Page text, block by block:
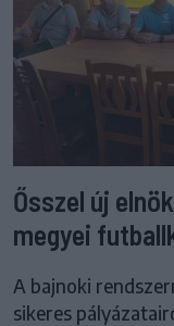
Ősszel új
megyei
A bajnoki
sikeres